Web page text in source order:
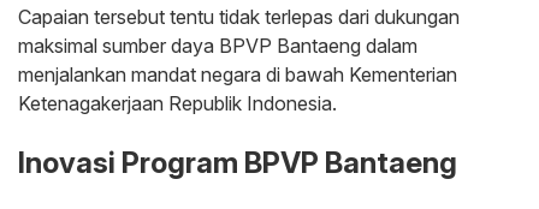
Capaian tersebut tentu tidak terlepas dari dukungan
maksimal sumber daya BPVP Bantaeng dalam
menjalankan mandat negara di bawah Kementerian
Ketenagakerjaan Republik Indonesia.
Inovasi Program BPVP Bantaeng